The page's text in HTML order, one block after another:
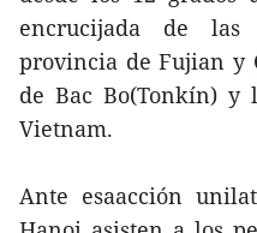
encrucijada de las
provincia de Fujian y
de Bac Bo(Tonkín) y
Vietnam.
Ante esaacción